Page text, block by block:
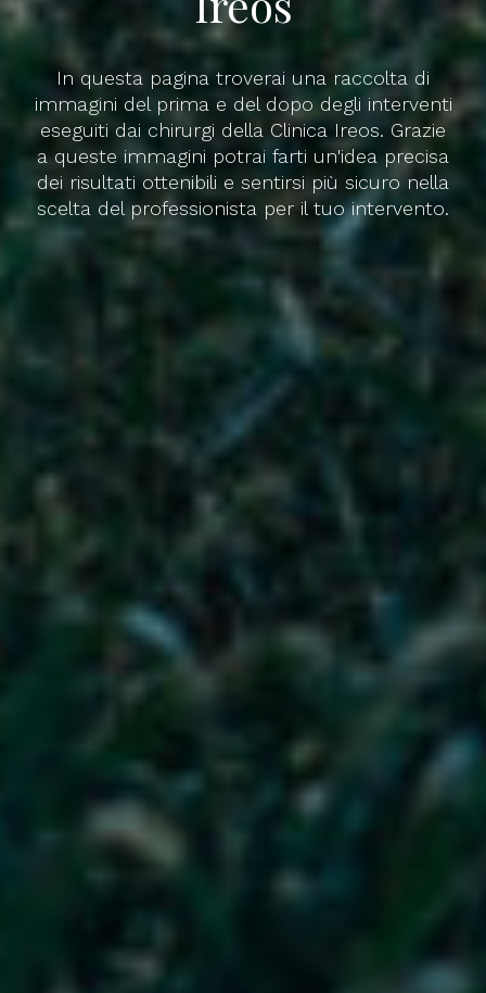
Generale
Controlli
Chirurgia
Ecografia
a Firenze
In questa pagina troverai una raccolta di
immagini del prima e del dopo degli interventi
eseguiti dai chirurgi della Clinica Ireos. Grazie
a queste immagini potrai farti un'idea precisa
dei risultati ottenibili e sentirsi più sicuro nella
scelta del professionista per il tuo intervento.